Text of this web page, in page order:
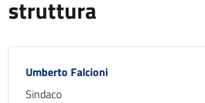
struttura
Umberto Falcioni
Sindaco